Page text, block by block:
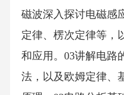
磁波深入探讨电磁感
定律、楞次定律等，
和应用。03讲解电路
法，以及欧姆定律、